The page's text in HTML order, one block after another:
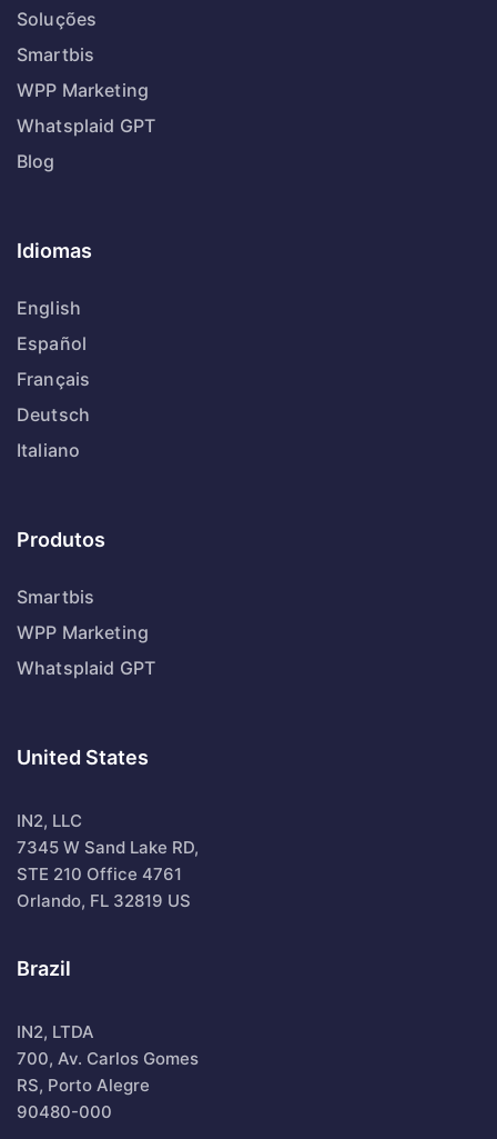
Soluções
Smartbis
WPP Marketing
Whatsplaid GPT
Blog
Idiomas
English
Español
Français
Deutsch
Italiano
Produtos
Smartbis
WPP Marketing
Whatsplaid GPT
United States
IN2, LLC
7345 W Sand Lake RD,
STE 210 Office 4761
Orlando, FL 32819 US
Brazil
IN2, LTDA
700, Av. Carlos Gomes
RS, Porto Alegre
90480-000